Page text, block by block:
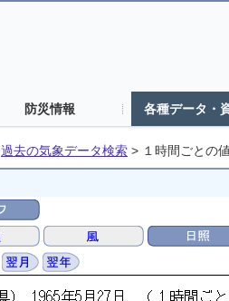
防災情報 各種データ・
過去の気象データ検索 > １時間ごとの